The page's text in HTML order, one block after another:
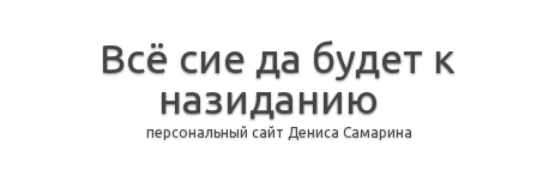
Всё сие да будет к
назиданию
персональный сайт Дениса Самарина